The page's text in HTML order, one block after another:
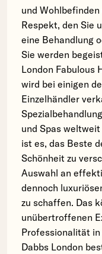
und
Respekt, den Sie
eine Behandlung
Sie werden
London Fabulous
wird bei einigen
Einzelhändler
und Spas
ist es, das Beste
Schönheit zu
Auswahl an
dennoch
zu schaffen. Das
unübertroffenen
Professionalität
Dabbs London